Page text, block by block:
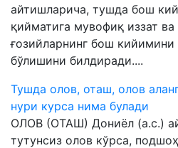
айтишларича, тушда бош
қийматига мувофиқ иззат
ғозийларнинг бош
бўлишини билдиради....
Тушда олов, оташ, олов
нури курса нима булади
ОЛОВ (ОТАШ) Дониёл (а.с.)
тутунсиз олов кўрса,